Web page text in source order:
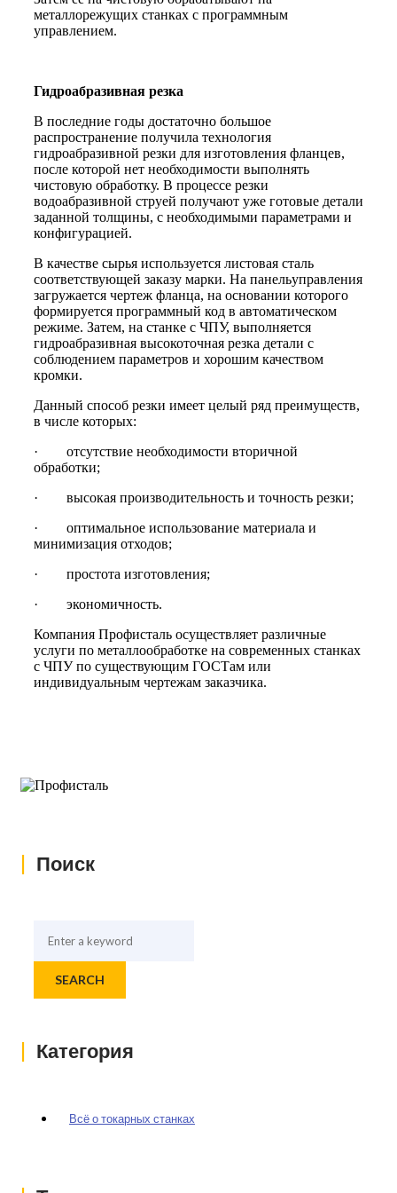
металлорежущих станках с программным
управлением.
Гидроабразивная резка
В последние годы достаточно большое
распространение получила технология
гидроабразивной резки для изготовления фланцев,
после которой нет необходимости выполнять
чистовую обработку. В процессе резки
водоабразивной струей получают уже готовые детали
заданной толщины, с необходимыми параметрами и
конфигурацией.
В качестве сырья используется листовая сталь
соответствующей заказу марки. На панельуправления
загружается чертеж фланца, на основании которого
формируется программный код в автоматическом
режиме. Затем, на станке с ЧПУ, выполняется
гидроабразивная высокоточная резка детали с
соблюдением параметров и хорошим качеством
кромки.
Данный способ резки имеет целый ряд преимуществ,
в числе которых:
· отсутствие необходимости вторичной
обработки;
· высокая производительность и точность резки;
· оптимальное использование материала и
минимизация отходов;
· простота изготовления;
· экономичность.
Компания Профисталь осуществляет различные
услуги по металлообработке на современных станках
с ЧПУ по существующим ГОСТам или
индивидуальным чертежам заказчика.
Поиск
SEARCH
Категория
Всё о токарных станках